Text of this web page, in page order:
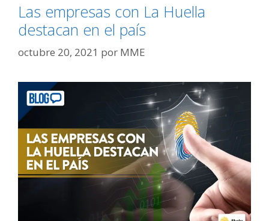
Las empresas con La Huella
destacan en el país
octubre 20, 2021 por MME